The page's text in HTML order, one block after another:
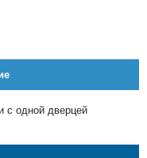
с одной дверцей